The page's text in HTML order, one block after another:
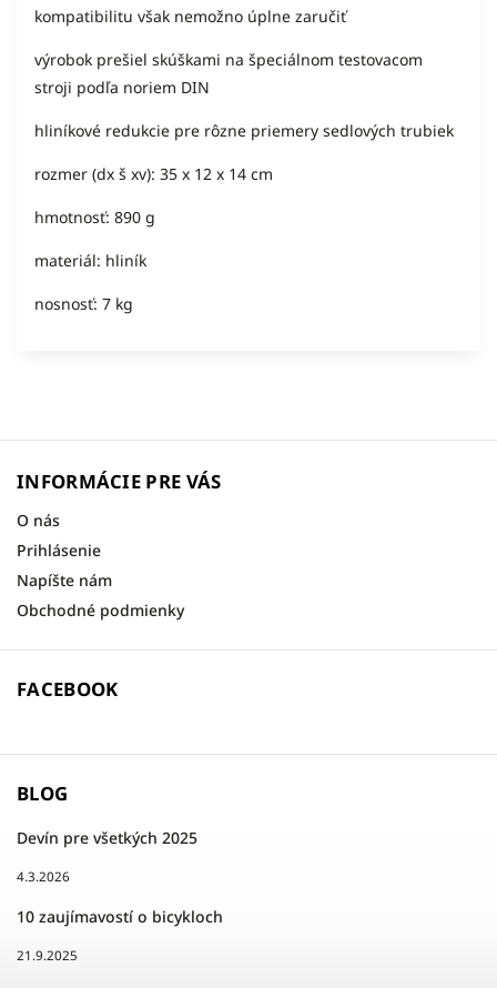
kompatibilitu však nemožno úplne zaručiť
výrobok prešiel skúškami na špeciálnom testovacom
stroji podľa noriem DIN
hliníkové redukcie pre rôzne priemery sedlových trubiek
rozmer (dx š xv): 35 x 12 x 14 cm
hmotnosť: 890 g
materiál: hliník
nosnosť: 7 kg
INFORMÁCIE PRE VÁS
O nás
Prihlásenie
Napíšte nám
Obchodné podmienky
FACEBOOK
BLOG
Devín pre všetkých 2025
4.3.2026
10 zaujímavostí o bicykloch
21.9.2025